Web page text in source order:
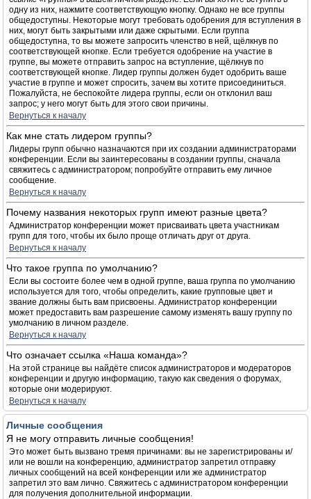
одну из них, нажмите соответствующую кнопку. Однако не все группы
общедоступны. Некоторые могут требовать одобрения для вступления в
них, могут быть закрытыми или даже скрытыми. Если группа
общедоступна, то вы можете запросить членство в ней, щёлкнув по
соответствующей кнопке. Если требуется одобрение на участие в
группе, вы можете отправить запрос на вступление, щёлкнув по
соответствующей кнопке. Лидер группы должен будет одобрить ваше
участие в группе и может спросить, зачем вы хотите присоединиться.
Пожалуйста, не беспокойте лидера группы, если он отклонил ваш
запрос; у него могут быть для этого свои причины.
Вернуться к началу
Как мне стать лидером группы?
Лидеры групп обычно назначаются при их создании администраторами
конференции. Если вы заинтересованы в создании группы, сначала
свяжитесь с администратором; попробуйте отправить ему личное
сообщение.
Вернуться к началу
Почему названия некоторых групп имеют разные цвета?
Администратор конференции может присваивать цвета участникам
групп для того, чтобы их было проще отличать друг от друга.
Вернуться к началу
Что такое группа по умолчанию?
Если вы состоите более чем в одной группе, ваша группа по умолчанию
используется для того, чтобы определить, какие групповые цвет и
звание должны быть вам присвоены. Администратор конференции
может предоставить вам разрешение самому изменять вашу группу по
умолчанию в личном разделе.
Вернуться к началу
Что означает ссылка «Наша команда»?
На этой странице вы найдёте список администраторов и модераторов
конференции и другую информацию, такую как сведения о форумах,
которые они модерируют.
Вернуться к началу
Личные сообщения
Я не могу отправить личные сообщения!
Это может быть вызвано тремя причинами: вы не зарегистрированы и/
или не вошли на конференцию, администратор запретил отправку
личных сообщений на всей конференции или же администратор
запретил это вам лично. Свяжитесь с администратором конференции
для получения дополнительной информации.